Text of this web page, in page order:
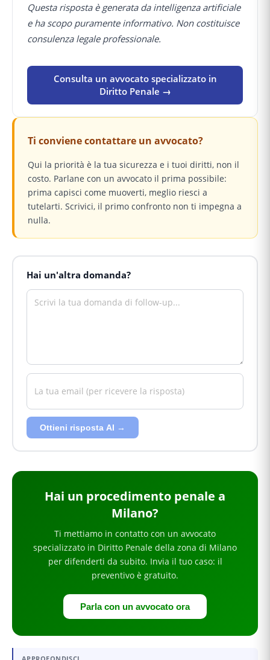
Questa risposta è generata da intelligenza artificiale
e ha scopo puramente informativo. Non costituisce
consulenza legale professionale.
Consulta un avvocato specializzato in
Diritto Penale →
Ti conviene contattare un avvocato?
Qui la priorità è la tua sicurezza e i tuoi diritti, non il
costo. Parlane con un avvocato il prima possibile:
prima capisci come muoverti, meglio riesci a
tutelarti. Scrivici, il primo confronto non ti impegna a
nulla.
Hai un'altra domanda?
Ottieni risposta AI →
Hai un procedimento penale a
Milano?
Ti mettiamo in contatto con un avvocato
specializzato in Diritto Penale della zona di Milano
per difenderti da subito. Invia il tuo caso: il
preventivo è gratuito.
Parla con un avvocato ora